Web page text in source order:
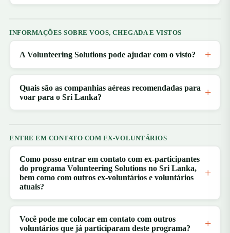
INFORMAÇÕES SOBRE VOOS, CHEGADA E VISTOS
A Volunteering Solutions pode ajudar com o visto?
Quais são as companhias aéreas recomendadas para
voar para o Sri Lanka?
ENTRE EM CONTATO COM EX-VOLUNTÁRIOS
Como posso entrar em contato com ex-participantes
do programa Volunteering Solutions no Sri Lanka,
bem como com outros ex-voluntários e voluntários
atuais?
Você pode me colocar em contato com outros
voluntários que já participaram deste programa?